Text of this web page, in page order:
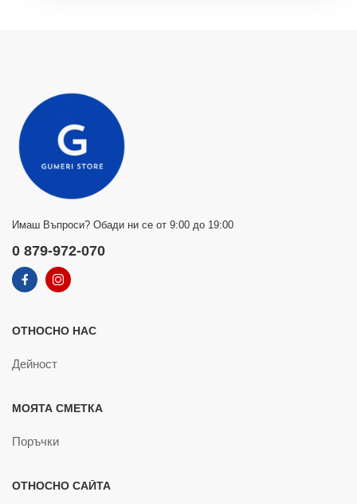
Имаш Въпроси? Обади ни се от 9:00 до 19:00
0 879-972-070
ОТНОСНО НАС
Дейност
МОЯТА СМЕТКА
Поръчки
ОТНОСНО САЙТА